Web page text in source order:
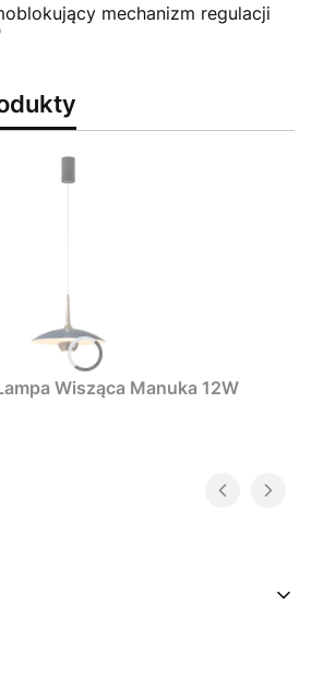
mechanizm regulacji
Wisząca Manuka 12W